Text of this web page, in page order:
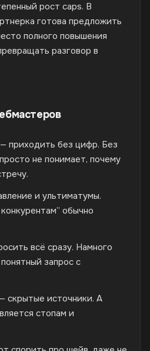
рост caps. В
готова предложить
полного повышения
разговор в
приходить без цифр. Без
не понимает, почему
и ультиматумы.
обычно
всё сразу. Намного
запрос с
скрытые источники. А
стопам и